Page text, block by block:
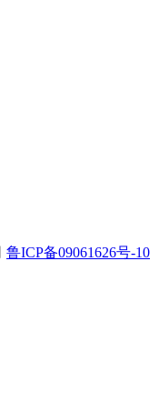
鲁ICP备09061626号-10